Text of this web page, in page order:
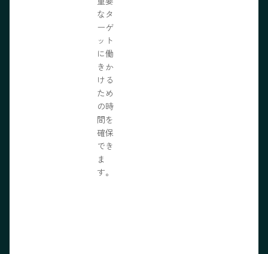
なタ
ーゲ
ット
に働
きか
ける
ため
の時
間を
確保
でき
ま
す。